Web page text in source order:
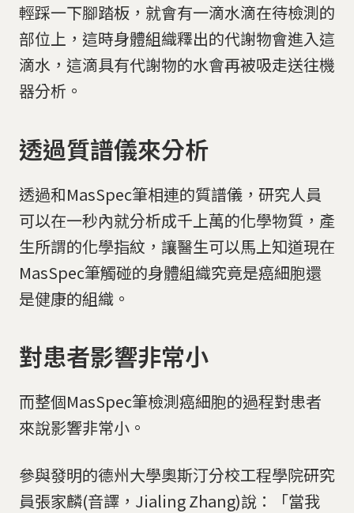
輕踩一下腳踏板，就會有一滴水滴在待檢測的
部位上，這時身體組織釋出的代謝物會進入這
滴水，這滴具有代謝物的水會再被吸走送往機
器分析。
透過質譜儀來分析
透過和MasSpec筆相連的質譜儀，研究人員
可以在一秒內就分析成千上萬的化學物質，產
生所謂的化學指紋，讓醫生可以馬上知道現在
MasSpec筆觸碰的身體組織究竟是癌細胞還
是健康的組織。
對患者影響非常小
而整個MasSpec筆檢測癌細胞的過程對患者
來說影響非常小。
參與發明的德州大學奧斯汀分校工程學院研究
員張家麟(音譯，Jialing Zhang)說：「當我